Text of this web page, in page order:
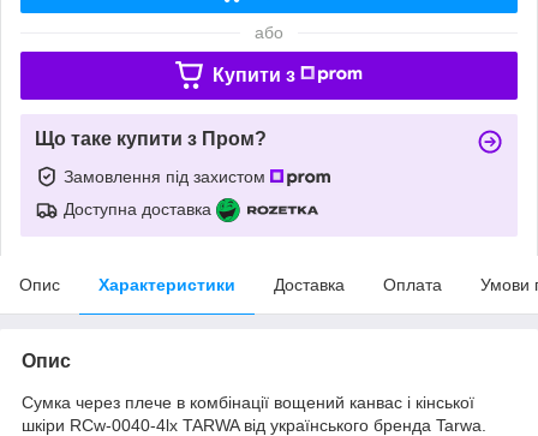
або
Купити з
Що таке купити з Пром?
Замовлення під захистом
Доступна доставка
Опис Характеристики Доставка Оплата Умови
Опис
Сумка через плече в комбінації вощений канвас і кінської
шкіри RCw-0040-4lx TARWA від українського бренда Tarwa.